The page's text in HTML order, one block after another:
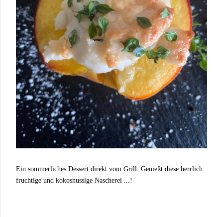
Ein sommerliches Dessert direkt vom Grill. Genießt diese herrlich
fruchtige und kokosnussige Nascherei ...!